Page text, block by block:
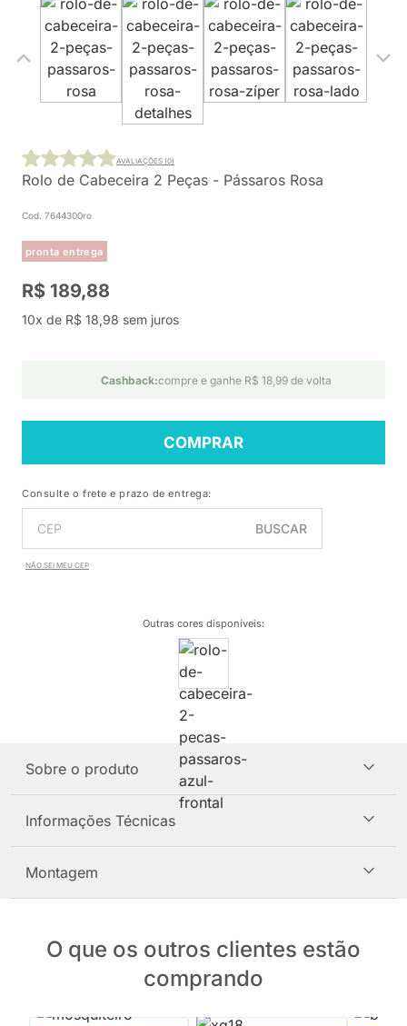
Rolo de Cabeceira 2 Peças - Pássaros Rosa
Cod. 7644300ro
pronta entrega
AVALIAÇÕES (0)
R$ 189,88
10x de R$ 18,98 sem juros
Cashback:compre e ganhe R$ 18,99 de volta
COMPRAR
Consulte o frete e prazo de entrega:
BUSCAR
NÃO SEI MEU CEP
Outras cores disponíveis:
Sobre o produto
Informações Técnicas
Montagem
O que os outros clientes estão
comprando